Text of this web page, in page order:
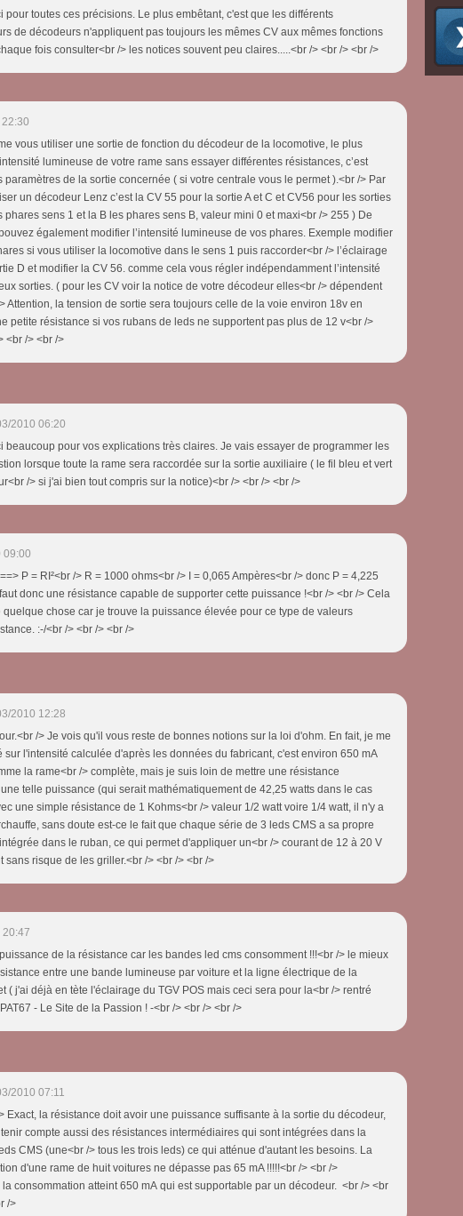
pour toutes ces précisions. Le plus embêtant, c'est que les différents
de décodeurs n'appliquent pas toujours les mêmes CV aux mêmes fonctions
fois consulter<br /> les notices souvent peu claires.....<br /> <br /> <br />
vous utiliser une sortie de fonction du décodeur de la locomotive, le plus
lumineuse de votre rame sans essayer différentes résistances, c’est
paramètres de la sortie concernée ( si votre centrale vous le permet ).<br /> Par
un décodeur Lenz c’est la CV 55 pour la sortie A et C et CV56 pour les sorties
phares sens 1 et la B les phares sens B, valeur mini 0 et maxi<br /> 255 ) De
également modifier l’intensité lumineuse de vos phares. Exemple modifier
si vous utiliser la locomotive dans le sens 1 puis raccorder<br /> l’éclairage
D et modifier la CV 56. comme cela vous régler indépendamment l’intensité
sorties. ( pour les CV voir la notice de votre décodeur elles<br /> dépendent
Attention, la tension de sortie sera toujours celle de la voie environ 18v en
petite résistance si vos rubans de leds ne supportent pas plus de 12 v<br />
<br /> <br />
2010 06:20
beaucoup pour vos explications très claires. Je vais essayer de programmer les
lorsque toute la rame sera raccordée sur la sortie auxiliaire ( le fil bleu et vert
/> si j'ai bien tout compris sur la notice)<br /> <br /> <br />
09:00
P = RI²<br /> R = 1000 ohms<br /> I = 0,065 Ampères<br /> donc P = 4,225
donc une résistance capable de supporter cette puissance !<br /> <br /> Cela
quelque chose car je trouve la puissance élevée pour ce type de valeurs
:-/<br /> <br /> <br />
2010 12:28
/> Je vois qu'il vous reste de bonnes notions sur la loi d'ohm. En fait, je me
sur l'intensité calculée d'après les données du fabricant, c'est environ 650 mA
la rame<br /> complète, mais je suis loin de mettre une résistance
telle puissance (qui serait mathématiquement de 42,25 watts dans le cas
une simple résistance de 1 Kohms<br /> valeur 1/2 watt voire 1/4 watt, il n'y a
sans doute est-ce le fait que chaque série de 3 leds CMS a sa propre
dans le ruban, ce qui permet d'appliquer un<br /> courant de 12 à 20 V
sans risque de les griller.<br /> <br /> <br />
20:47
de la résistance car les bandes led cms consomment !!!<br /> le mieux
entre une bande lumineuse par voiture et la ligne électrique de la
( j'ai déjà en tète l'éclairage du TGV POS mais ceci sera pour la<br /> rentré
- Le Site de la Passion ! -<br /> <br /> <br />
2010 07:11
Exact, la résistance doit avoir une puissance suffisante à la sortie du décodeur,
compte aussi des résistances intermédiaires qui sont intégrées dans la
CMS (une<br /> tous les trois leds) ce qui atténue d'autant les besoins. La
d'une rame de huit voitures ne dépasse pas 65 mA !!!!!<br /> <br />
consommation atteint 650 mA qui est supportable par un décodeur. <br /> <br
/>